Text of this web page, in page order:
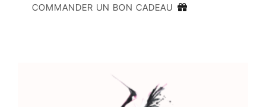
COMMANDER UN BON CADEAU